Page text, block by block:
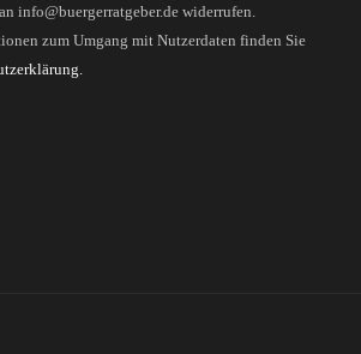
info@buergerratgeber.de widerrufen.
zum Umgang mit Nutzerdaten finden Sie